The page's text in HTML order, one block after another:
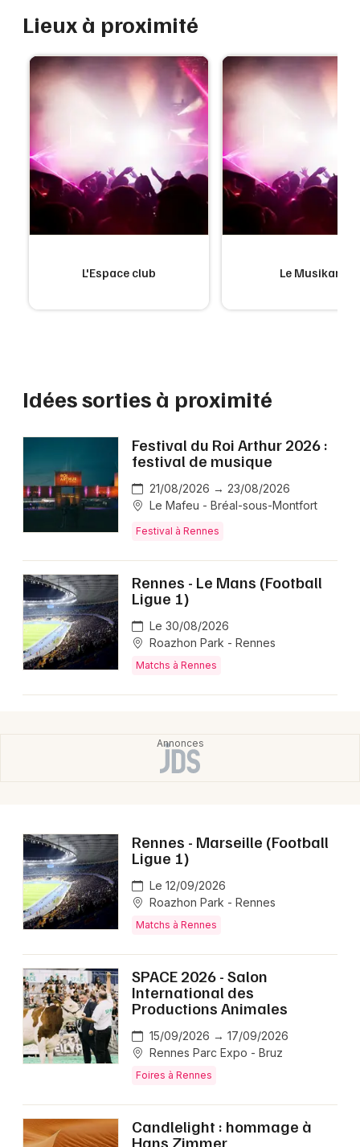
Lieux à proximité
L'Espace club Le Musikam
Idées sorties à proximité
Festival du Roi Arthur 2026 :
festival de musique
21/08/2026 → 23/08/2026
Le Mafeu - Bréal-sous-Montfort
Festival à Rennes
Rennes - Le Mans (Football
Ligue 1)
Le 30/08/2026
Roazhon Park - Rennes
Matchs à Rennes
Rennes - Marseille (Football
Ligue 1)
Le 12/09/2026
Roazhon Park - Rennes
Matchs à Rennes
SPACE 2026 - Salon
International des
Productions Animales
15/09/2026 → 17/09/2026
Rennes Parc Expo - Bruz
Foires à Rennes
Candlelight : hommage à
Hans Zimmer